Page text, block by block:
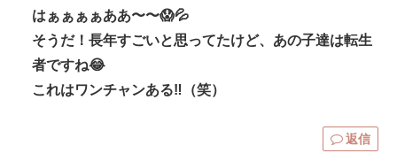
はぁぁぁぁああ〜〜😱💦
そうだ！長年すごいと思ってたけど、あの子達は転生
者ですね😂
これはワンチャンある‼️（笑）
返信